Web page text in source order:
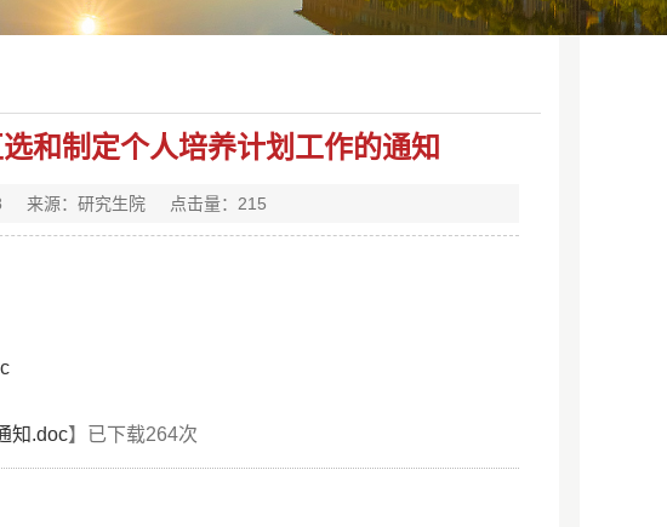
和制定个人培养计划工作的通知
来源：研究生院 点击量： 215
知.doc】已下载264次